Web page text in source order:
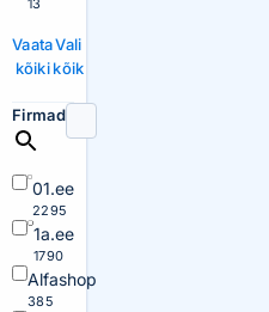
13
Vaata
kõiki
Vali
kõik
Firmad
01.ee
2295
1a.ee
1790
Alfashop
385